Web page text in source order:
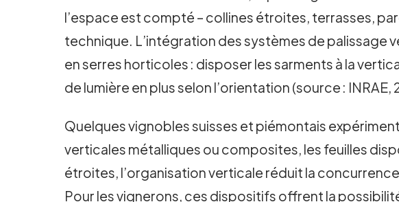
l’espace est compté – collines étroites, terrasses,
technique. L’intégration des systèmes de palissage
en serres horticoles : disposer les sarments à la
de lumière en plus selon l’orientation (source : INRAE,
Quelques vignobles suisses et piémontais
verticales métalliques ou composites, les feuilles
étroites, l’organisation verticale réduit la
Pour les vignerons, ces dispositifs offrent la